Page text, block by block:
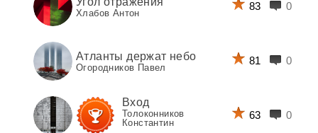
Хлабов Антон
83 0
Атланты держат небо
Огородников Павел
81 0
Вход
Толоконников
Константин
63 0